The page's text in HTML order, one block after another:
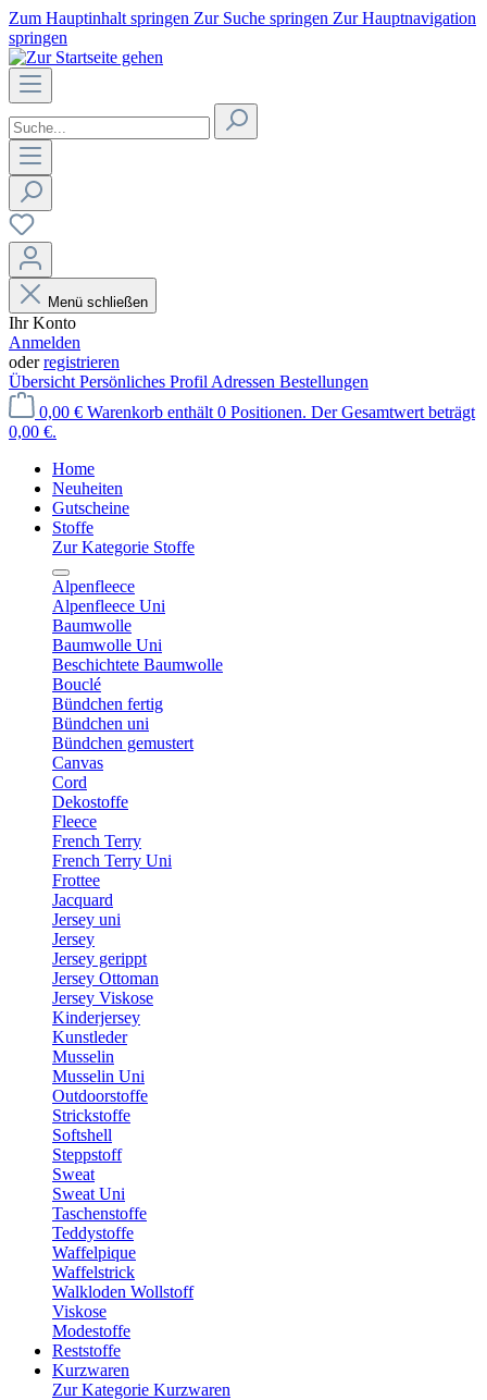
Zum Hauptinhalt springen Zur Suche springen Zur Hauptnavigation
springen
Menü schließen
Ihr Konto
Anmelden
oderregistrieren
Übersicht Persönliches Profil Adressen Bestellungen
0,00 € Warenkorb enthält 0 Positionen. Der Gesamtwert beträgt
0,00 €.
Home
Neuheiten
Gutscheine
Stoffe
Zur Kategorie Stoffe
Alpenfleece
Alpenfleece Uni
Baumwolle
Baumwolle Uni
Beschichtete Baumwolle
Bouclé
Bündchen fertig
Bündchen uni
Bündchen gemustert
Canvas
Cord
Dekostoffe
Fleece
French Terry
French Terry Uni
Frottee
Jacquard
Jersey uni
Jersey
Jersey gerippt
Jersey Ottoman
Jersey Viskose
Kinderjersey
Kunstleder
Musselin
Musselin Uni
Outdoorstoffe
Strickstoffe
Softshell
Steppstoff
Sweat
Sweat Uni
Taschenstoffe
Teddystoffe
Waffelpique
Waffelstrick
Walkloden Wollstoff
Viskose
Modestoffe
Reststoffe
Kurzwaren
Zur Kategorie Kurzwaren